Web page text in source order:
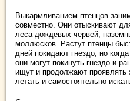
Выкармливанием птенцов
совместно. Они отыскивают
леса дождевых червей,
моллюсков. Растут птенцы
дней покидают гнездо, но
они могут покинуть гнездо и
ищут и продолжают проявлять
летать и самостоятельно